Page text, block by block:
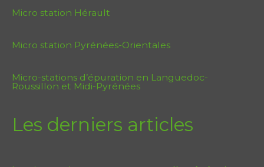
Micro station Hérault
Micro station Pyrénées-Orientales
Micro-stations d’épuration en Languedoc-
Roussillon et Midi-Pyrénées
Les derniers articles